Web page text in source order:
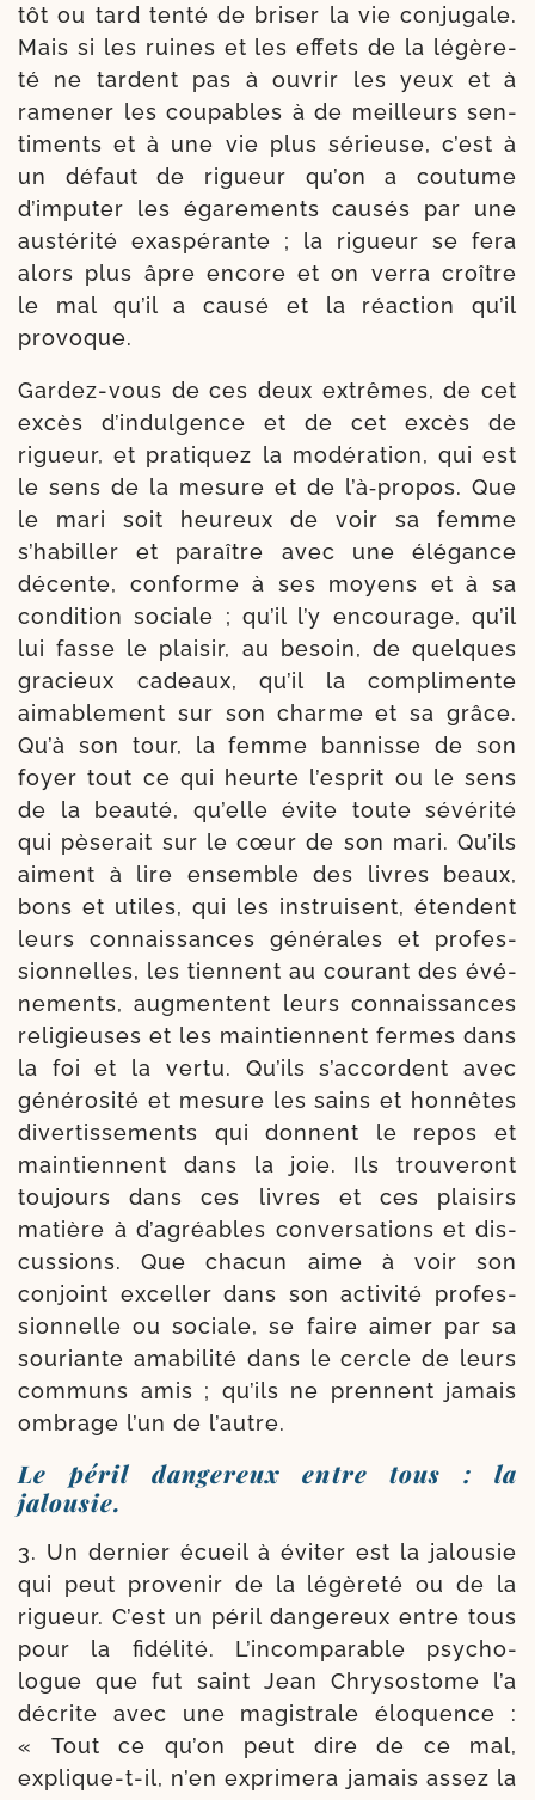
tôt ou tard ten­té de bri­ser la vie conju­gale.
Mais si les ruines et les effets de la légè­re­
té ne tar­dent pas à ouvrir les yeux et à
rame­ner les cou­pables à de meilleurs sen­
ti­ments et à une vie plus sérieuse, c’est à
un défaut de rigueur qu’on a cou­tume
d’imputer les éga­re­ments cau­sés par une
aus­té­ri­té exas­pé­rante ; la rigueur se fera
alors plus âpre encore et on ver­ra croître
le mal qu’il a cau­sé et la réac­tion qu’il
provoque.
Gardez-​vous de ces deux extrêmes, de cet
excès d’indulgence et de cet excès de
rigueur, et pra­ti­quez la modé­ra­tion, qui est
le sens de la mesure et de l’à‑propos. Que
le mari soit heu­reux de voir sa femme
s’habiller et paraître avec une élé­gance
décente, conforme à ses moyens et à sa
condi­tion sociale ; qu’il l’y encou­rage, qu’il
lui fasse le plai­sir, au besoin, de quelques
gra­cieux cadeaux, qu’il la com­plimente
aima­ble­ment sur son charme et sa grâce.
Qu’à son tour, la femme ban­nisse de son
foyer tout ce qui heurte l’esprit ou le sens
de la beau­té, qu’elle évite toute sévé­ri­té
qui pèse­rait sur le cœur de son mari. Qu’ils
aiment à lire ensemble des livres beaux,
bons et utiles, qui les ins­truisent, étendent
leurs connais­sances géné­rales et pro­fes­
sion­nelles, les tiennent au cou­rant des évé­
ne­ments, aug­mentent leurs connais­sances
reli­gieuses et les main­tiennent fermes dans
la foi et la ver­tu. Qu’ils s’accordent avec
géné­ro­si­té et mesure les sains et hon­nêtes
diver­tis­se­ments qui donnent le repos et
main­tiennent dans la joie. Ils trou­ve­ront
tou­jours dans ces livres et ces plai­sirs
matière à d’agréables conver­sa­tions et dis­
cus­sions. Que cha­cun aime à voir son
conjoint excel­ler dans son acti­vi­té pro­fes­
sion­nelle ou sociale, se faire aimer par sa
sou­riante ama­bi­li­té dans le cercle de leurs
com­muns amis ; qu’ils ne prennent jamais
ombrage l’un de l’autre.
Le péril dangereux entre tous : la
jalousie.
3. Un der­nier écueil à évi­ter est la jalou­sie
qui peut pro­ve­nir de la légè­re­té ou de la
rigueur. C’est un péril dan­ge­reux entre tous
pour la fidé­li­té. L’incomparable psy­cho­
logue que fut saint Jean Chrysos­tome l’a
décrite avec une magis­trale élo­quence :
« Tout ce qu’on peut dire de ce mal,
explique-​t-​il, n’en expri­me­ra jamais assez la